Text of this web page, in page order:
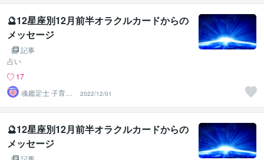
🔮12星座別12月前半オラクルカードからの
メッセージ
記事
占い
17
魂鑑定士 子育て
かぁちゃん！
2022/12/01
🔮12星座別12月前半オラクルカードからの
メッセージ